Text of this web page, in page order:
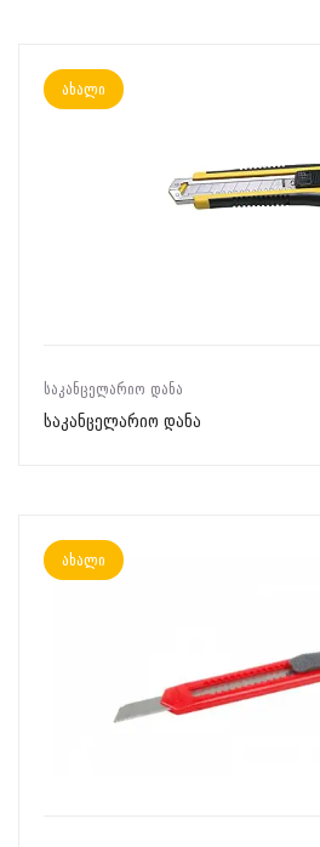
ახალი
ᲡᲐᲙᲐᲜᲪᲔᲚᲐᲠᲘᲝ ᲓᲐᲜᲐ
საკანცელარიო დანა
ახალი